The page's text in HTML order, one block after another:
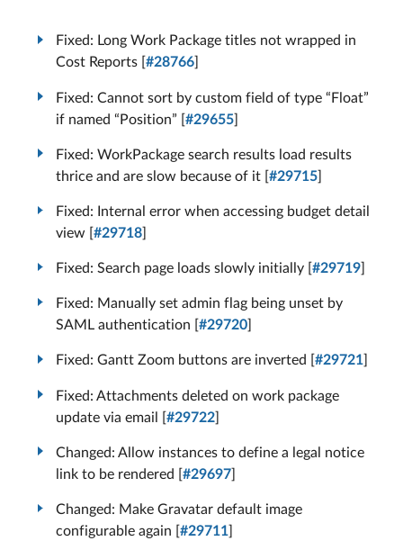
Fixed: Long Work Package titles not wrapped in
Cost Reports [ #28766
Fixed: Cannot sort by custom field of type “Float”
if named “Position” [#29655]
Fixed: WorkPackage search results load results
thrice and are slow because of it [ #29715
Fixed: Internal error when accessing budget detail
view [ #29718
Fixed: Search page loads slowly initially [ #29719
Fixed: Manually set admin flag being unset by
SAML authentication [ #29720
Fixed: Gantt Zoom buttons are inverted [ #29721
Fixed: Attachments deleted on work package
update via email [ #29722
Changed: Allow instances to define a legal notice
link to be rendered [ #29697
Changed: Make Gravatar default image
configurable again [ #29711